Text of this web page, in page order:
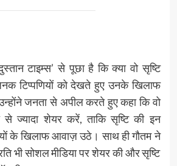
टाइम्स’ से पूछा है कि क्या वो सृष्टि
टिप्पणियों को देखते हुए उनके खिलाफ
जनता से अपील करते हुए कहा कि वो
से ज्यादा शेयर करें, ताकि सृष्टि की इन
के खिलाफ आवाज़ उठे। साथ ही गौतम ने
भी सोशल मीडिया पर शेयर की और सृष्टि